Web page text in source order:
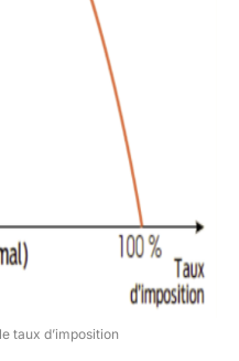
taux d’imposition